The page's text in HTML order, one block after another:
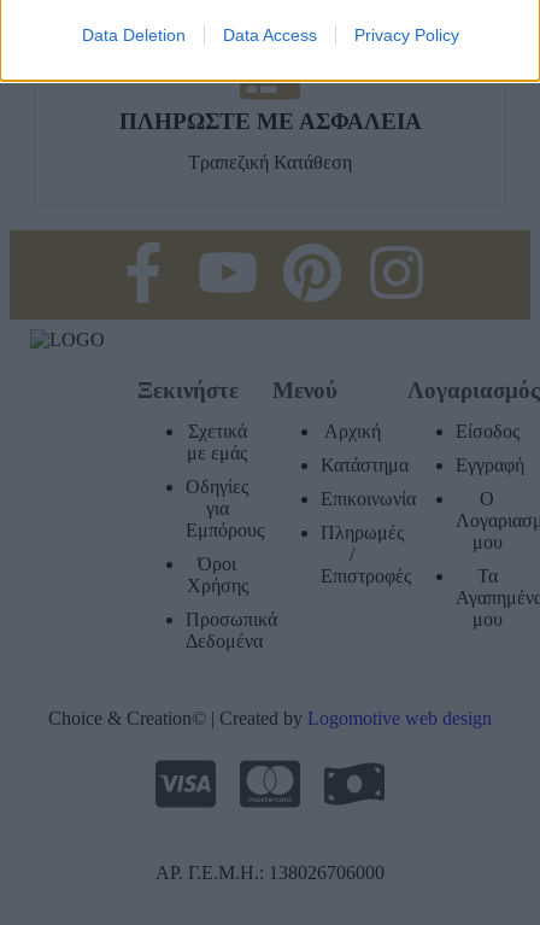
Data Deletion Data Access Privacy Policy
ΠΛΗΡΩΣΤΕ ΜΕ ΑΣΦΑΛΕΙΑ
Τραπεζική Κατάθεση
Ξεκινήστε
Σχετικά
με εμάς
Οδηγίες
για
Εμπόρους
Όροι
Χρήσης
Προσωπικά
Δεδομένα
Μενού
Αρχική
Κατάστημα
Επικοινωνία
Πληρωμές
/
Επιστροφές
Λογαριασμός
Είσοδος
Εγγραφή
Ο
μου
Τα
μου
Choice & Creation© | Created by Logomotive web design
ΑΡ. Γ.Ε.Μ.Η.: 138026706000